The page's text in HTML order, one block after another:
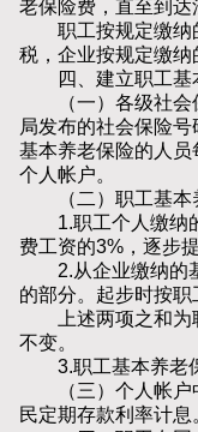
老保险费，直至到达
职工按规定缴纳
税，企业按规定缴纳
四、建立职工基
（一）各级社会
局发布的社会保险
基本养老保险的人
个人帐户。
（二）职工基本
1.职工个人缴纳的
费工资的3%，逐步
2.从企业缴纳的基
的部分。起步时按职
上述两项之和为
不变。
3.职工基本养老保
（三）个人帐户
民定期存款利率计息